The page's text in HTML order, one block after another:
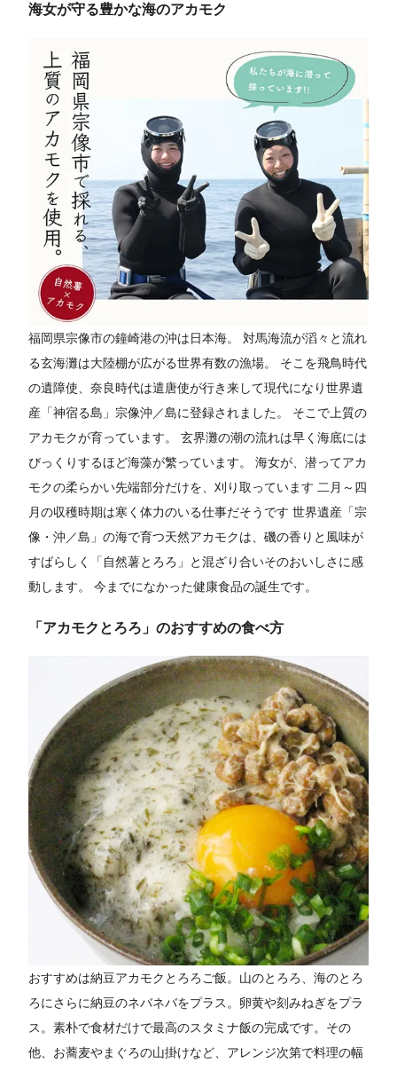
海女が守る豊かな海のアカモク
福岡県宗像市の鐘崎港の沖は日本海。 対馬海流が滔々と流れ
る玄海灘は大陸棚が広がる世界有数の漁場。 そこを飛鳥時代
の遺障使、奈良時代は遣唐使が行き来して現代になり世界遺
産「神宿る島」宗像沖／島に登録されました。 そこで上質の
アカモクが育っています。 玄界灘の潮の流れは早く海底には
びっくりするほど海藻が繁っています。 海女が、潜ってアカ
モクの柔らかい先端部分だけを、刈り取っています 二月～四
月の収穫時期は寒く体力のいる仕事だそうです 世界遺産「宗
像・沖／島」の海で育つ天然アカモクは、磯の香りと風味が
すばらしく「自然薯とろろ」と混ざり合いそのおいしさに感
動します。 今までになかった健康食品の誕生です。
「アカモクとろろ」のおすすめの食べ方
おすすめは納豆アカモクとろろご飯。山のとろろ、海のとろ
ろにさらに納豆のネバネバをプラス。卵黄や刻みねぎをプラ
ス。素朴で食材だけで最高のスタミナ飯の完成です。その
他、お蕎麦やまぐろの山掛けなど、アレンジ次第で料理の幅